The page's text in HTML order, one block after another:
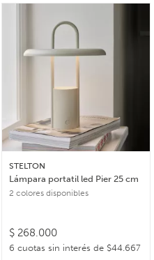
STELTON
Lámpara portatil led Pier 25 cm
2 colores disponibles
$ 268.000
6 cuotas sin interés de $44.667